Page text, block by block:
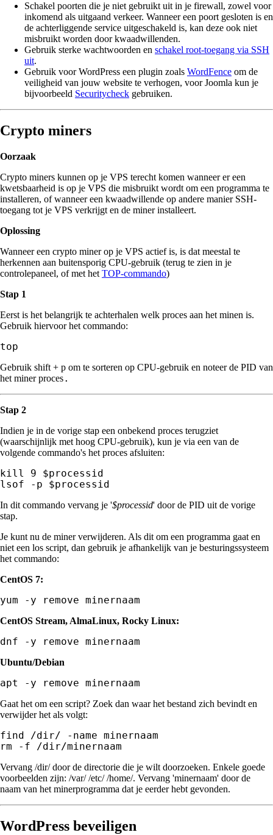
Schakel poorten die je niet gebruikt uit in je firewall, zowel voor
inkomend als uitgaand verkeer. Wanneer een poort gesloten is en
de achterliggende service uitgeschakeld is, kan deze ook niet
misbruikt worden door kwaadwillenden.
Gebruik sterke wachtwoorden en schakel root-toegang via SSH
uit.
Gebruik voor WordPress een plugin zoals WordFence om de
veiligheid van jouw website te verhogen, voor Joomla kun je
bijvoorbeeld Securitycheck gebruiken.
Crypto miners
Oorzaak
Crypto miners kunnen op je VPS terecht komen wanneer er een
kwetsbaarheid is op je VPS die misbruikt wordt om een programma te
installeren, of wanneer een kwaadwillende op andere manier SSH-
toegang tot je VPS verkrijgt en de miner installeert.
Oplossing
Wanneer een crypto miner op je VPS actief is, is dat meestal te
herkennen aan buitensporig CPU-gebruik (terug te zien in je
controlepaneel, of met het TOP-commando)
Stap 1
Eerst is het belangrijk te achterhalen welk proces aan het minen is.
Gebruik hiervoor het commando:
top
Gebruik shift + p om te sorteren op CPU-gebruik en noteer de PID van
het miner proces.
Stap 2
Indien je in de vorige stap een onbekend proces terugziet
(waarschijnlijk met hoog CPU-gebruik), kun je via een van de
volgende commando's het proces afsluiten:
kill 9 $processid
In dit commando vervang je '$processid' door de PID uit de vorige
stap.
Je kunt nu de miner verwijderen. Als dit om een programma gaat en
niet een los script, dan gebruik je afhankelijk van je besturingssysteem
het commando:
CentOS 7:
yum -y remove minernaam
CentOS Stream, AlmaLinux, Rocky Linux:
dnf -y remove minernaam
Ubuntu/Debian
apt -y remove minernaam
Gaat het om een script? Zoek dan waar het bestand zich bevindt en
verwijder het als volgt:
find /dir/ -name minernaam
rm -f /dir/minernaam
Vervang /dir/ door de directorie die je wilt doorzoeken. Enkele goede
voorbeelden zijn: /var/ /etc/ /home/. Vervang 'minernaam' door de
naam van het minerprogramma dat je eerder hebt gevonden.
WordPress beveiligen